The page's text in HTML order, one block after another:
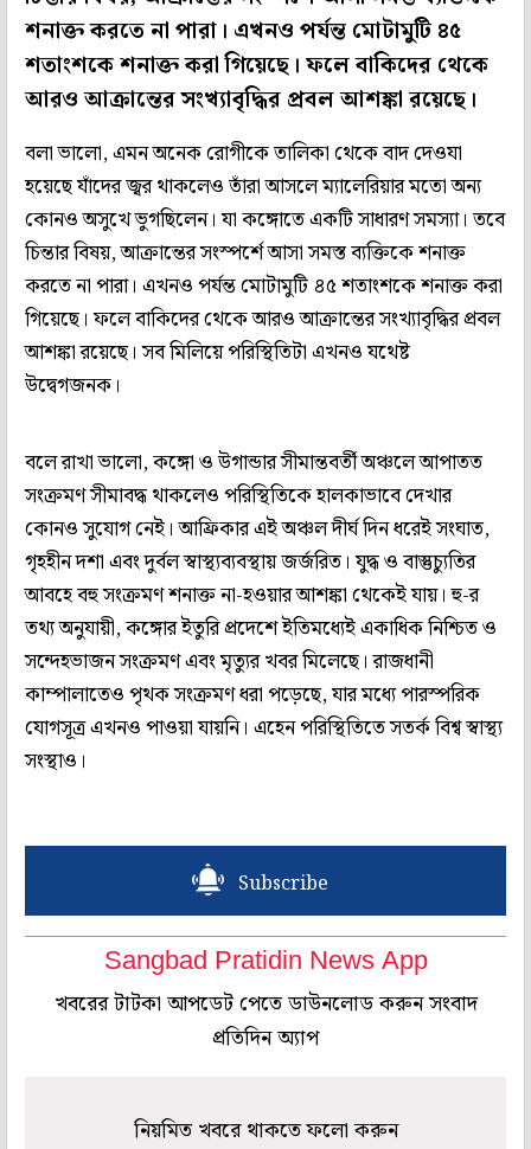
শনাক্ত করতে না পারা। এখনও পর্যন্ত মোটামুটি ৪৫
শতাংশকে শনাক্ত করা গিয়েছে। ফলে বাকিদের থেকে
আরও আক্রান্তের সংখ্যাবৃদ্ধির প্রবল আশঙ্কা রয়েছে।
বলা ভালো, এমন অনেক রোগীকে তালিকা থেকে বাদ দেওযা
হয়েছে যাঁদের জ্বর থাকলেও তাঁরা আসলে ম্যালেরিয়ার মতো অন্য
কোনও অসুখে ভুগছিলেন। যা কঙ্গোতে একটি সাধারণ সমস্যা। তবে
চিন্তার বিষয়, আক্রান্তের সংস্পর্শে আসা সমস্ত ব্যক্তিকে শনাক্ত
করতে না পারা। এখনও পর্যন্ত মোটামুটি ৪৫ শতাংশকে শনাক্ত করা
গিয়েছে। ফলে বাকিদের থেকে আরও আক্রান্তের সংখ্যাবৃদ্ধির প্রবল
আশঙ্কা রয়েছে। সব মিলিয়ে পরিস্থিতিটা এখনও যথেষ্ট
উদ্বেগজনক।
বলে রাখা ভালো, কঙ্গো ও উগান্ডার সীমান্তবর্তী অঞ্চলে আপাতত
সংক্রমণ সীমাবদ্ধ থাকলেও পরিস্থিতিকে হালকাভাবে দেখার
কোনও সুযোগ নেই। আফ্রিকার এই অঞ্চল দীর্ঘ দিন ধরেই সংঘাত,
গৃহহীন দশা এবং দুর্বল স্বাস্থ্যব্যবস্থায় জর্জরিত। যুদ্ধ ও বাস্তুচ্যুতির
আবহে বহু সংক্রমণ শনাক্ত না-হওয়ার আশঙ্কা থেকেই যায়। হু-র
তথ্য অনুযায়ী, কঙ্গোর ইতুরি প্রদেশে ইতিমধ্যেই একাধিক নিশ্চিত ও
সন্দেহভাজন সংক্রমণ এবং মৃত্যুর খবর মিলেছে। রাজধানী
কাম্পালাতেও পৃথক সংক্রমণ ধরা পড়েছে, যার মধ্যে পারস্পরিক
যোগসূত্র এখনও পাওয়া যায়নি। এহেন পরিস্থিতিতে সতর্ক বিশ্ব স্বাস্থ্য
সংস্থাও।
Subscribe
Sangbad Pratidin News App
খবরের টাটকা আপডেট পেতে ডাউনলোড করুন সংবাদ
প্রতিদিন অ্যাপ
নিয়মিত খবরে থাকতে ফলো করুন